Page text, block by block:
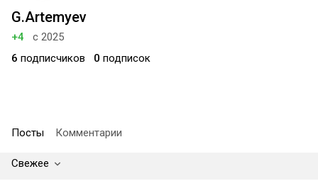
G.Artemyev
+4
с 2025
6 подписчиков 0 подписок
Посты Комментарии
Свежее